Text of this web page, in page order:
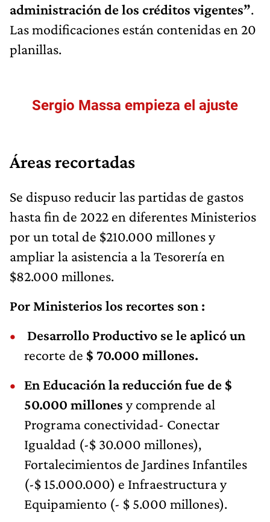
administración de los créditos vigentes”.
Las modificaciones están contenidas en 20
planillas.
Sergio Massa empieza el ajuste
Áreas recortadas
Se dispuso reducir las partidas de gastos
hasta fin de 2022 en diferentes Ministerios
por un total de $210.000 millones y
ampliar la asistencia a la Tesorería en
$82.000 millones.
Por Ministerios los recortes son :
Desarrollo Productivo se le aplicó un
recorte de $ 70.000 millones.
En Educación la reducción fue de $
50.000 millones y comprende al
Programa conectividad- Conectar
Igualdad (-$ 30.000 millones),
Fortalecimientos de Jardines Infantiles
(-$ 15.000.000) e Infraestructura y
Equipamiento (- $ 5.000 millones).